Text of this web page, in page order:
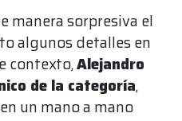
manera sorpresiva el
algunos detalles en
contexto,Alejandro
de la categoría,
un mano a mano